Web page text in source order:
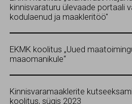
kinnisvaraturu ülevaade portaali
kodulaenud ja maakleritöö"
EKMK koolitus „Uued
maaomanikule“
Kinnisvaramaaklerite
koolitus, sügis 2023